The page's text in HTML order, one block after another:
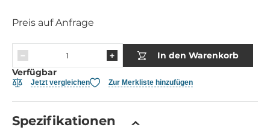
Preis auf Anfrage
In den Warenkorb
Verfügbar
Jetzt vergleichen Zur Merkliste hinzufügen
Spezifikationen